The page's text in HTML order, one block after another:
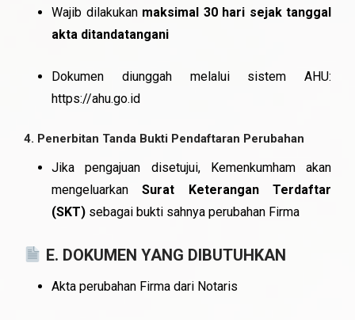
Wajib dilakukan maksimal 30 hari sejak tanggal
akta ditandatangani
Dokumen diunggah melalui sistem AHU:
https://ahu.go.id
4. Penerbitan Tanda Bukti Pendaftaran Perubahan
Jika pengajuan disetujui, Kemenkumham akan
mengeluarkanSurat Keterangan Terdaftar
(SKT) sebagai bukti sahnya perubahan Firma
E. DOKUMEN YANG DIBUTUHKAN
Akta perubahan Firma dari Notaris